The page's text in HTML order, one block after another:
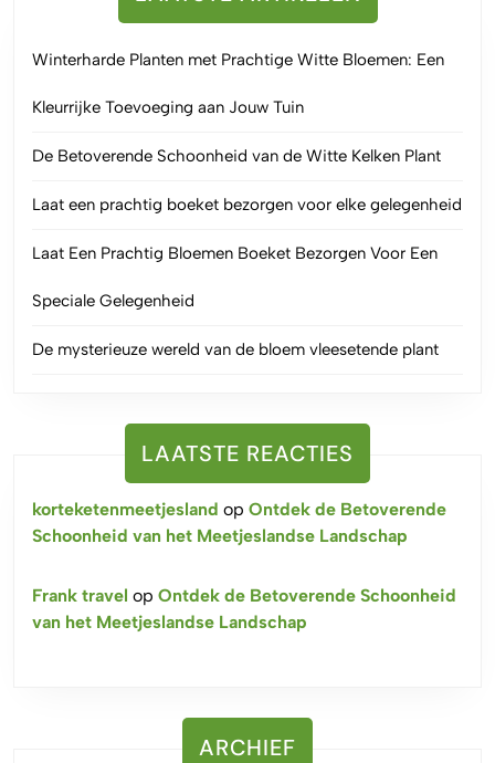
Winterharde Planten met Prachtige Witte Bloemen: Een
Kleurrijke Toevoeging aan Jouw Tuin
De Betoverende Schoonheid van de Witte Kelken Plant
Laat een prachtig boeket bezorgen voor elke gelegenheid
Laat Een Prachtig Bloemen Boeket Bezorgen Voor Een
Speciale Gelegenheid
De mysterieuze wereld van de bloem vleesetende plant
LAATSTE REACTIES
korteketenmeetjesland op Ontdek de Betoverende
Schoonheid van het Meetjeslandse Landschap
Frank travel op Ontdek de Betoverende Schoonheid
van het Meetjeslandse Landschap
ARCHIEF